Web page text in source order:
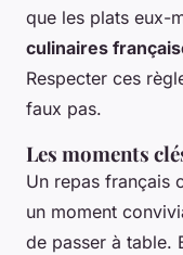
que les plats eux-
culinaires
Respecter ces
faux pas.
Les moments
Un repas français
un moment
de passer à table.